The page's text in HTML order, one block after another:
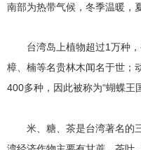
南部为热带气候，冬季温暖，
台湾岛上植物超过1万种，
樟、楠等名贵林木闻名于世；
400多种，因此被称为“蝴蝶王国
米、糖、茶是台湾著名的三